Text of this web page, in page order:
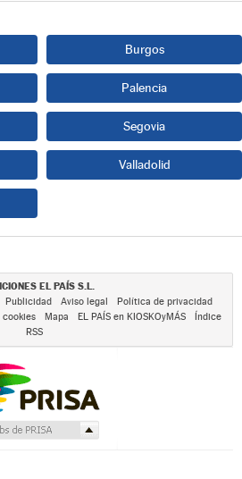
Burgos
Palencia
Segovia
Valladolid
EL PAÍS S.L.
Publicidad Aviso legal
Política de privacidad
cookies Mapa EL PAÍS en KIOSKOyMÁS
Índice
RSS